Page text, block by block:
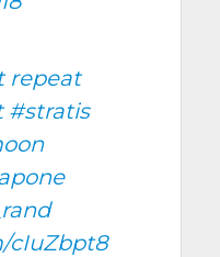
repeat
#stra­tis
cIuZbpt8